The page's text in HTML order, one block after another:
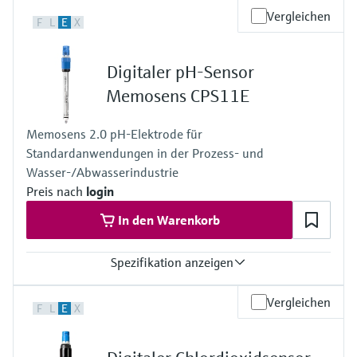
F L E X Vergleichen
Digitaler pH-Sensor
Memosens CPS11E
Memosens 2.0 pH-Elektrode für
Standardanwendungen in der Prozess- und
Wasser-/Abwasserindustrie
Preis nach login
In den Warenkorb
Spezifikation anzeigen
Anwendungsbereich A: pH 1 … 12
Anwendungsbereich B: pH 0 … 14
Anwendungsbereich F: pH 0 … 10
F L E X Vergleichen